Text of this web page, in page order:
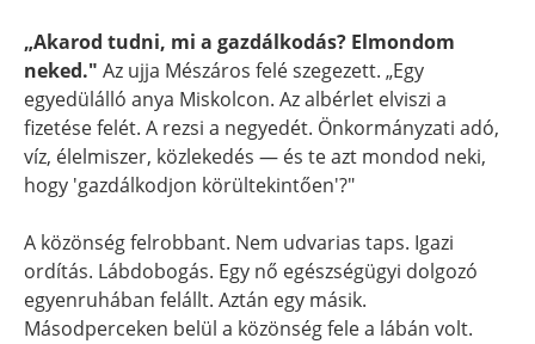
„Akarod tudni, mi a gazdálkodás? Elmondom
neked." Az ujja Mészáros felé szegezett. „Egy
egyedülálló anya Miskolcon. Az albérlet elviszi a
fizetése felét. A rezsi a negyedét. Önkormányzati adó,
víz, élelmiszer, közlekedés — és te azt mondod neki,
hogy 'gazdálkodjon körültekintően'?"
A közönség felrobbant. Nem udvarias taps. Igazi
ordítás. Lábdobogás. Egy nő egészségügyi dolgozó
egyenruhában felállt. Aztán egy másik.
Másodperceken belül a közönség fele a lábán volt.